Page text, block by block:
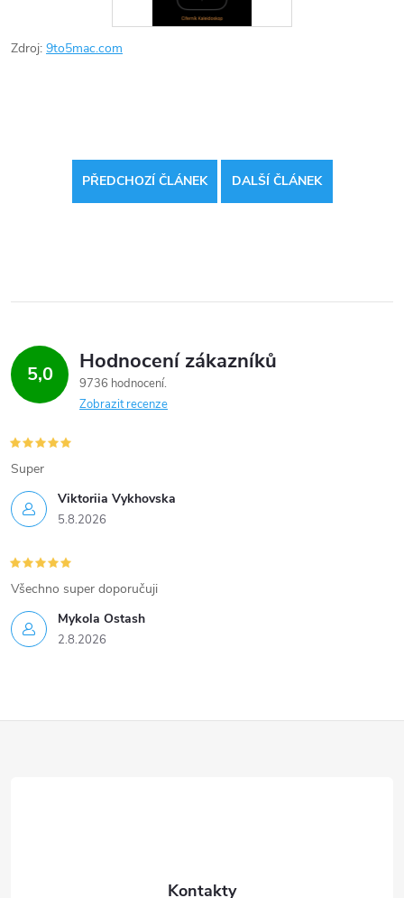
Zdroj: 9to5mac.com
PŘEDCHOZÍ ČLÁNEK DALŠÍ ČLÁNEK
5,0 Hodnocení zákazníků
9736 hodnocení
Zobrazit recenze
Viktoriia Vykhovska
5.8.2026
Super
Mykola Ostash
2.8.2026
Všechno super doporučuji